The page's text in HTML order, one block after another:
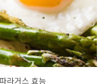
라거스 효능